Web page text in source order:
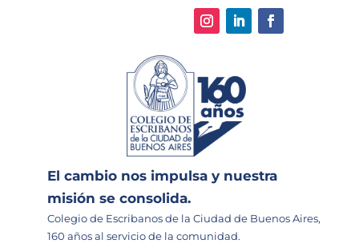
El cambio nos impulsa y nuestra
misión se consolida.
Colegio de Escribanos de la Ciudad de Buenos Aires,
160 años al servicio de la comunidad.